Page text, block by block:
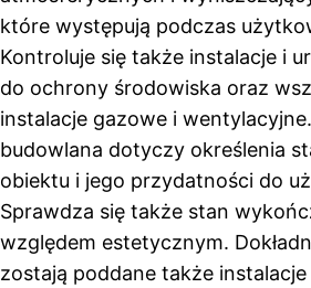
które występują podczas
Kontroluje się także instalacje i
do ochrony środowiska oraz
instalacje gazowe i
budowlana dotyczy określenia
obiektu i jego przydatności do
Sprawdza się także stan
względem estetycznym.
zostają poddane także